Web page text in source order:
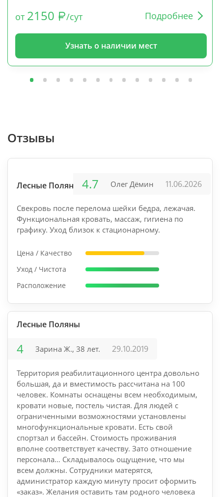
от 2150 /сут Подробнее
Узнать о наличии мест
Отзывы
Лесные Поляны 4.7 Олег Дёмин 11.06.2026
Свекровь после перелома шейки бедра, лежачая.
Функциональная кровать, массаж, гигиена по
графику. Уход близок к стационарному.
Цена / Качество
Уход / Чистота
Расположение
Лесные Поляны
4 Зарина Ж., 38 лет. 29.10.2019
Территория реабилитационного центра довольно
большая, да и вместимость рассчитана на 100
человек. Комнаты оснащены всем необходимым,
кровати новые, постель чистая. Для людей с
ограниченными возможностями установлены
многофункциональные кровати. Есть свой
спортзал и бассейн. Стоимость проживания
вполне соответствует качеству. Зато отношение
персонала… Складывалось ощущение, что мы
всем должны. Сотрудники матерятся,
администратор каждую минуту просит оформить
«заказ». Желания оставить там родного человека